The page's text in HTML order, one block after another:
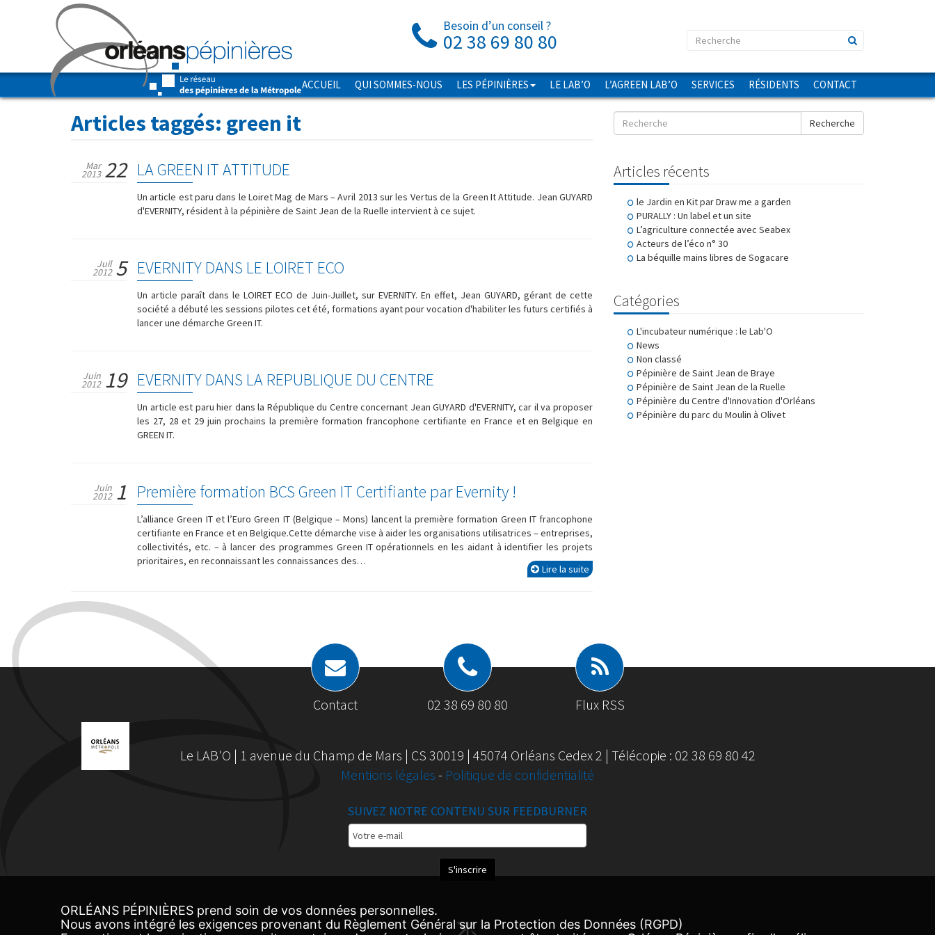
Besoin d’un conseil ?
02 38 69 80 80
ACCUEIL QUI SOMMES-NOUS LES PÉPINIÈRES LE LAB’O L’AGREEN LAB’O SERVICES RÉSIDENTS CONTACT
Articles taggés: green it
LA GREEN IT ATTITUDE
Mar
2013 22
Un article est paru dans le Loiret Mag de Mars – Avril 2013 sur les Vertus de la Green It Attitude. Jean GUYARD
d'EVERNITY, résident à la pépinière de Saint Jean de la Ruelle intervient à ce sujet.
EVERNITY DANS LE LOIRET ECO
Juil
2012 5
Un article paraît dans le LOIRET ECO de Juin-Juillet, sur EVERNITY. En effet, Jean GUYARD, gérant de cette
société a débuté les sessions pilotes cet été, formations ayant pour vocation d'habiliter les futurs certifiés à
lancer une démarche Green IT.
EVERNITY DANS LA REPUBLIQUE DU CENTRE
Juin
2012 19
Un article est paru hier dans la République du Centre concernant Jean GUYARD d'EVERNITY, car il va proposer
les 27, 28 et 29 juin prochains la première formation francophone certifiante en France et en Belgique en
GREEN IT.
Première formation BCS Green IT Certifiante par Evernity !
Juin
2012 1
L’alliance Green IT et l’Euro Green IT (Belgique – Mons) lancent la première formation Green IT francophone
certifiante en France et en Belgique.Cette démarche vise à aider les organisations utilisatrices – entreprises,
collectivités, etc. – à lancer des programmes Green IT opérationnels en les aidant à identifier les projets
prioritaires, en reconnaissant les connaissances des…
Lire la suite
Recherche
Articles récents
le Jardin en Kit par Draw me a garden
PURALLY : Un label et un site
L’agriculture connectée avec Seabex
Acteurs de l’éco n° 30
La béquille mains libres de Sogacare
Catégories
L'incubateur numérique : le Lab'O
News
Non classé
Pépinière de Saint Jean de Braye
Pépinière de Saint Jean de la Ruelle
Pépinière du Centre d'Innovation d'Orléans
Pépinière du parc du Moulin à Olivet
Contact 02 38 69 80 80 Flux RSS
Le LAB'O | 1 avenue du Champ de Mars | CS 30019 | 45074 Orléans Cedex 2 | Télécopie : 02 38 69 80 42
Mentions légales - Politique de confidentialité
SUIVEZ NOTRE CONTENU SUR FEEDBURNER
Email
Subscription
S'inscrire
ORLÉANS PÉPINIÈRES prend soin de vos données personnelles.
Nous avons intégré les exigences provenant du Règlement Général sur la Protection des Données (RGPD)